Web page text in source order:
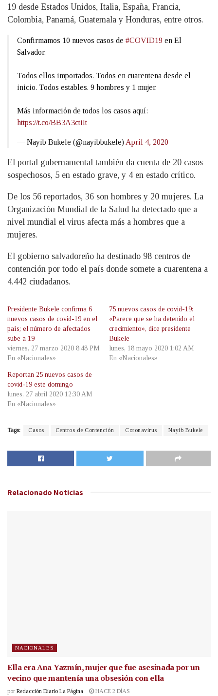
19 desde Estados Unidos, Italia, España, Francia,
Colombia, Panamá, Guatemala y Honduras, entre otros.
Confirmamos 10 nuevos casos de #COVID19 en El
Salvador.
Todos ellos importados. Todos en cuarentena desde el
inicio. Todos estables. 9 hombres y 1 mujer.
Más información de todos los casos aquí:
https://t.co/BB3A3ctiIt
— Nayib Bukele (@nayibbukele) April 4, 2020
El portal gubernamental también da cuenta de 20 casos
sospechosos, 5 en estado grave, y 4 en estado crítico.
De los 56 reportados, 36 son hombres y 20 mujeres. La
Organización Mundial de la Salud ha detectado que a
nivel mundial el virus afecta más a hombres que a
mujeres.
El gobierno salvadoreño ha destinado 98 centros de
contención por todo el país donde somete a cuarentena a
4.442 ciudadanos.
Presidente Bukele confirma 6
nuevos casos de covid-19 en el
país; el número de afectados
sube a 19
viernes, 27 marzo 2020 8:48 PM
En «Nacionales»
75 nuevos casos de covid-19:
«Parece que se ha detenido el
crecimiento», dice presidente
Bukele
lunes, 18 mayo 2020 1:02 AM
En «Nacionales»
Reportan 25 nuevos casos de
covid-19 este domingo
lunes, 27 abril 2020 12:30 AM
En «Nacionales»
Tags: Casos Centros de Contención Coronavirus Nayib Bukele
Relacionado Noticias
NACIONALES
Ella era Ana Yazmín, mujer que fue asesinada por un
vecino que mantenía una obsesión con ella
por Redacción Diario La Página HACE 2 DÍAS